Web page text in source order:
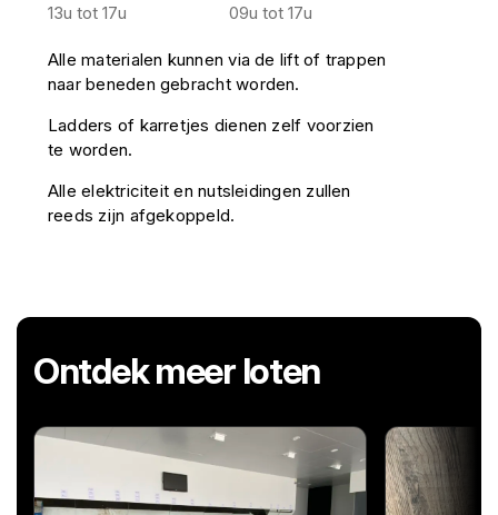
13u tot 17u
09u tot 17u
Alle materialen kunnen via de lift of trappen
naar beneden gebracht worden.
Ladders of karretjes dienen zelf voorzien
te worden.
Alle elektriciteit en nutsleidingen zullen
reeds zijn afgekoppeld.
Ontdek meer loten